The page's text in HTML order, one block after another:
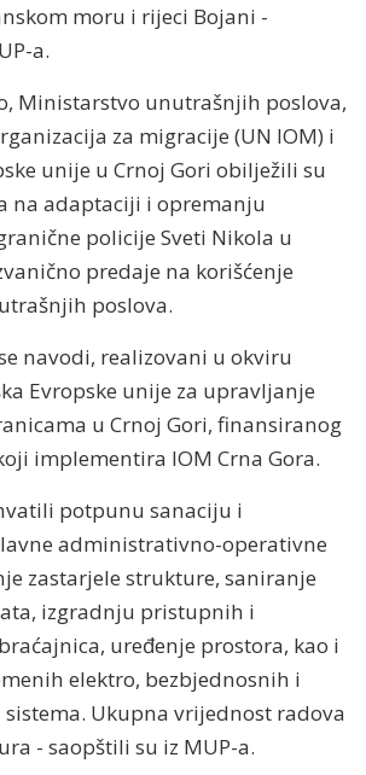
moru i rijeci Bojani -
a.
Ministarstvo unutrašnjih poslova,
za migracije (UN IOM) i
unije u Crnoj Gori obilježili su
na adaptaciji i opremanju
policije Sveti Nikola u
predaje na korišćenje
poslova.
navodi, realizovani u okviru
Evropske unije za upravljanje
u Crnoj Gori, finansiranog
implementira IOM Crna Gora.
potpunu sanaciju i
administrativno-operativne
zastarjele strukture, saniranje
izgradnju pristupnih i
uređenje prostora, kao i
elektro, bezbjednosnih i
Ukupna vrijednost radova
- saopštili su iz MUP-a.